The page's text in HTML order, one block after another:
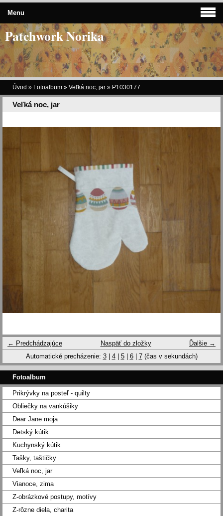
Patchwork Norika
Úvod » Fotoalbum » Veľká noc, jar » P1030177
Veľká noc, jar
← Predchádzajúce Ďalšie →
Naspäť do zložky
Automatické precházenie: 3| 4| 5| 6| 7(čas v sekundách)
Menu
Fotoalbum
Prikrývky na posteľ - quilty
Obliečky na vankúšiky
Dear Jane moja
Detský kútik
Kuchynský kútik
Tašky, taštičky
Veľká noc, jar
Vianoce, zima
Z-obrázkové postupy, motívy
Z-rôzne diela, charita